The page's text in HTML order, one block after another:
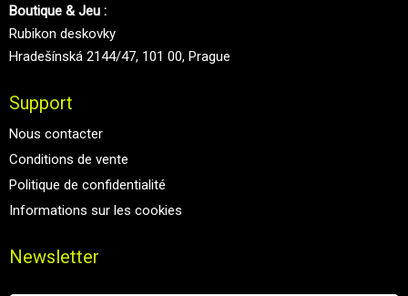
Boutique & Jeu :
Rubikon deskovky
Hradešínská 2144/47, 101 00, Prague
Support
Nous contacter
Conditions de vente
Politique de confidentialité
Informations sur les cookies
Newsletter